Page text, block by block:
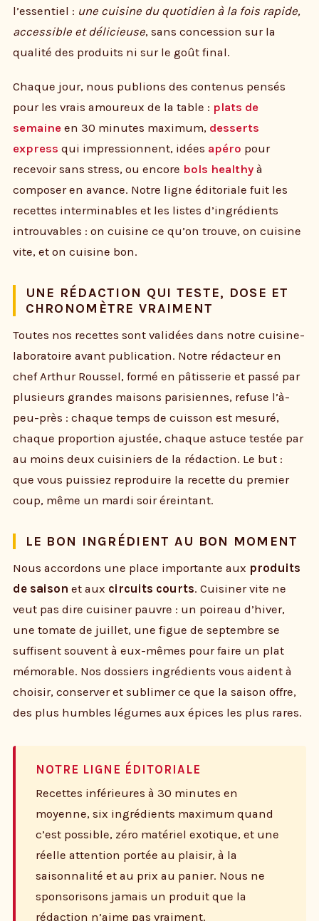
l’essentiel : une cuisine du quotidien à la fois rapide,
accessible et délicieuse, sans concession sur la
qualité des produits ni sur le goût final.
Chaque jour, nous publions des contenus pensés
pour les vrais amoureux de la table : plats de
semaineen 30 minutes maximum, desserts
express qui impressionnent, idées apéro pour
recevoir sans stress, ou encore bols healthyà
composer en avance. Notre ligne éditoriale fuit les
recettes interminables et les listes d’ingrédients
introuvables : on cuisine ce qu’on trouve, on cuisine
vite, et on cuisine bon.
UNE RÉDACTION QUI TESTE, DOSE ET
CHRONOMÈTRE VRAIMENT
Toutes nos recettes sont validées dans notre cuisine-
laboratoire avant publication. Notre rédacteur en
chef Arthur Roussel, formé en pâtisserie et passé par
plusieurs grandes maisons parisiennes, refuse l’à-
peu-près : chaque temps de cuisson est mesuré,
chaque proportion ajustée, chaque astuce testée par
au moins deux cuisiniers de la rédaction. Le but :
que vous puissiez reproduire la recette du premier
coup, même un mardi soir éreintant.
LE BON INGRÉDIENT AU BON MOMENT
Nous accordons une place importante aux produits
de saison et aux circuits courts. Cuisiner vite ne
veut pas dire cuisiner pauvre : un poireau d’hiver,
une tomate de juillet, une figue de septembre se
suffisent souvent à eux-mêmes pour faire un plat
mémorable. Nos dossiers ingrédients vous aident à
choisir, conserver et sublimer ce que la saison offre,
des plus humbles légumes aux épices les plus rares.
NOTRE LIGNE ÉDITORIALE
Recettes inférieures à 30 minutes en
moyenne, six ingrédients maximum quand
c’est possible, zéro matériel exotique, et une
réelle attention portée au plaisir, à la
saisonnalité et au prix au panier. Nous ne
sponsorisons jamais un produit que la
rédaction n’aime pas vraiment.